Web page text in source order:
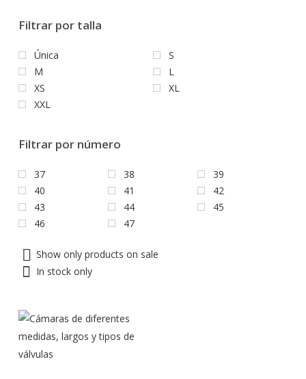
Filtrar por talla
Única
S
M
L
XS
XL
XXL
Filtrar por número
37 38
39
40
41
42
43
44
45
46
47
Show only products on sale
In stock only
Este
producto